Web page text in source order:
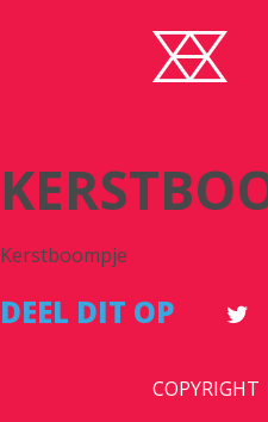
Kerstboompje
DEEL DIT OP